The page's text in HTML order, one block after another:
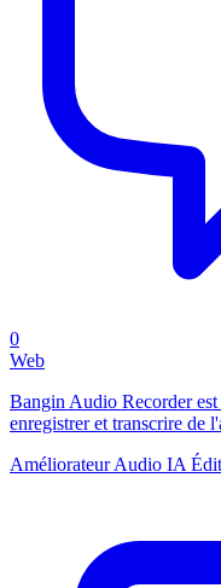
0
Web
Bangin Audio Recorder
enregistrer et transcrire de
Améliorateur Audio IA